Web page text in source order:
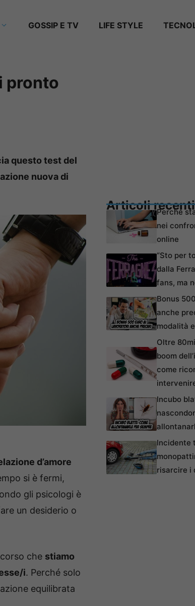
GOSSIP E TV LIFE STYLE
pronto
questo test del
nuova di
d’amore
si è fermi,
gli psicologi è
un desiderio o
che stiamo
i. Perché solo
equilibrata
Articoli recenti
Perché
nei
online
“Sto per
dalla
fans, ma
Bonus
anche
modalità
Oltre
boom
come
Incubo
Incidente
risarcire i